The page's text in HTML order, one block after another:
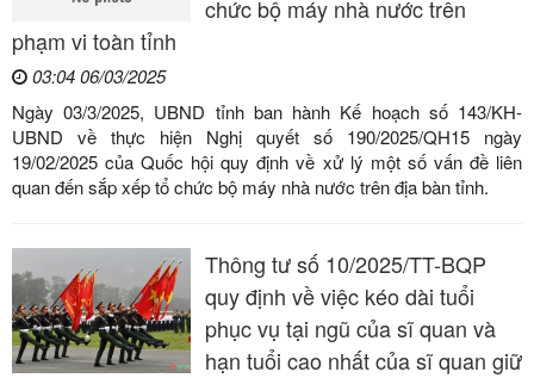
chức bộ máy nhà nước trên
phạm vi toàn tỉnh
03:04 06/03/2025
Ngày 03/3/2025, UBND tỉnh ban hành Kế hoạch số 143/KH-
UBND về thực hiện Nghị quyết số 190/2025/QH15 ngày
19/02/2025 của Quốc hội quy định về xử lý một số vấn đề liên
quan đến sắp xếp tổ chức bộ máy nhà nước trên địa bàn tỉnh.
Thông tư số 10/2025/TT-BQP
quy định về việc kéo dài tuổi
phục vụ tại ngũ của sĩ quan và
hạn tuổi cao nhất của sĩ quan giữ